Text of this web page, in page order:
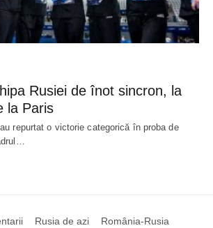
Rusiei de înot sincron, la
la Paris
repurtat o victorie categorică în proba de
Rusia de azi România-Rusia